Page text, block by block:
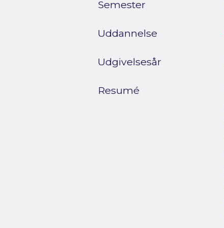
Semester
Uddannelse
Udgivelsesår
Resumé